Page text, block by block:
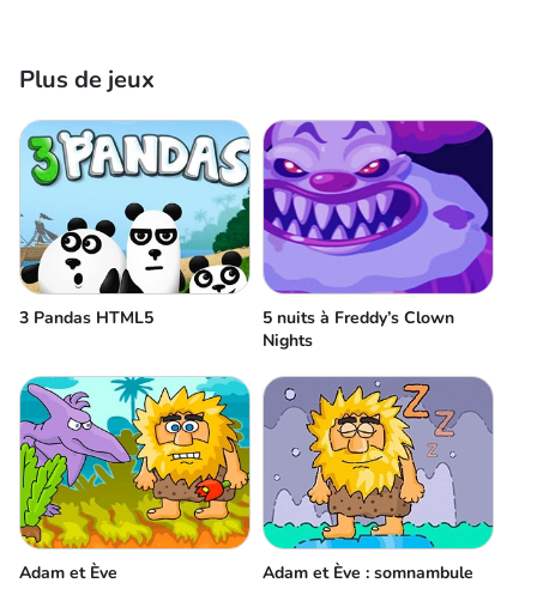
Plus de jeux
3 Pandas HTML5
5 nuits à Freddy’s Clown
Nights
Adam et Ève Adam et Ève : somnambule